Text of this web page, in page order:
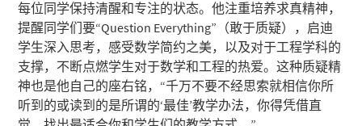
每位同学保持清醒和专注的状态。他注重培养求真精神，
提醒同学们要“Question Everything”（敢于质疑），启迪
学生深入思考，感受数学简约之美，以及对于工程学科的
支撑，不断点燃学生对于数学和工程的热爱。这种质疑精
神也是他自己的座右铭，“千万不要不经思索就相信你所
听到的或读到的是所谓的‘最佳’教学办法，你得凭借直